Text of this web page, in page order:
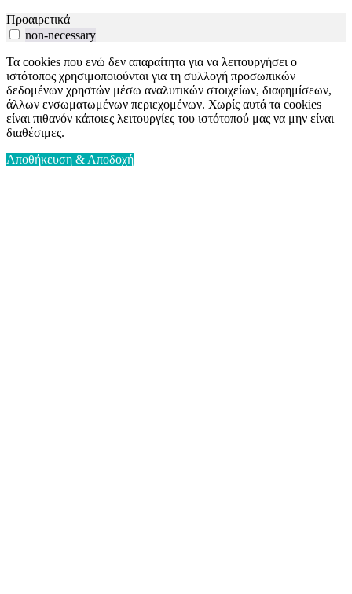
Προαιρετικά
non-necessary
Τα cookies που ενώ δεν απαραίτητα για να λειτουργήσει ο
ιστότοπος χρησιμοποιούνται για τη συλλογή προσωπικών
δεδομένων χρηστών μέσω αναλυτικών στοιχείων, διαφημίσεων,
άλλων ενσωματωμένων περιεχομένων. Χωρίς αυτά τα cookies
είναι πιθανόν κάποιες λειτουργίες του ιστότοπού μας να μην είναι
διαθέσιμες.
Αποθήκευση & Αποδοχή